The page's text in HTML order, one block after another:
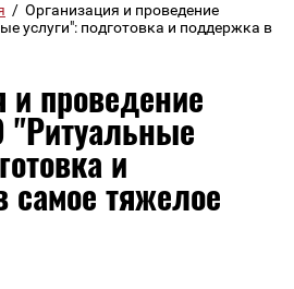
/ Организация и проведение
услуги": подготовка и поддержка в
и проведение
"Ритуальные
и
самое тяжелое